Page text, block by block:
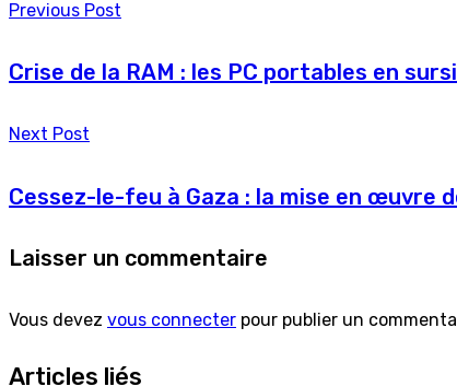
Previous Post
Crise de la RAM : les PC portables en
Next Post
Cessez-le-feu à Gaza : la mise en œuvre
Laisser un commentaire
Vous devez vous connecter pour publier un
Articles liés